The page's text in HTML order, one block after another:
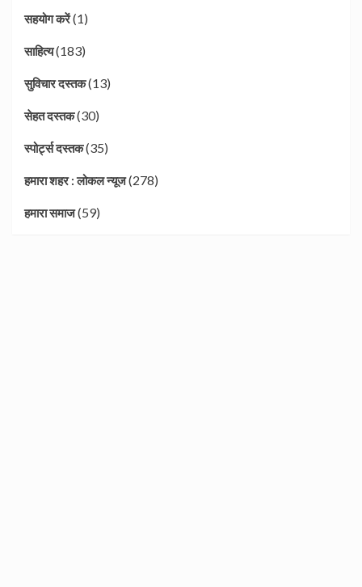
सहयोग करें(1)
साहित्य(183)
सुविचार दस्तक(13)
सेहत दस्तक(30)
स्पोर्ट्स दस्तक(35)
हमारा शहर : लोकल न्यूज(278)
हमारा समाज(59)